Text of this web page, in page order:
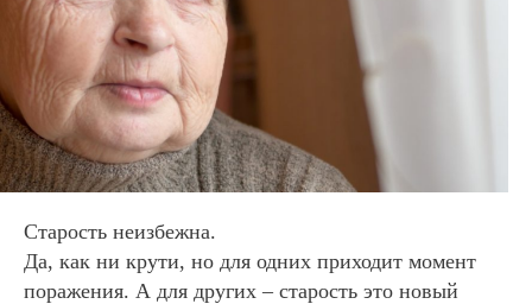
Старость неизбежна.
Да, как ни крути, но для одних приходит момент
поражения. А для других – старость это новый